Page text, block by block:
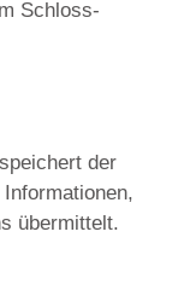
Schloss-
der
übermittelt.